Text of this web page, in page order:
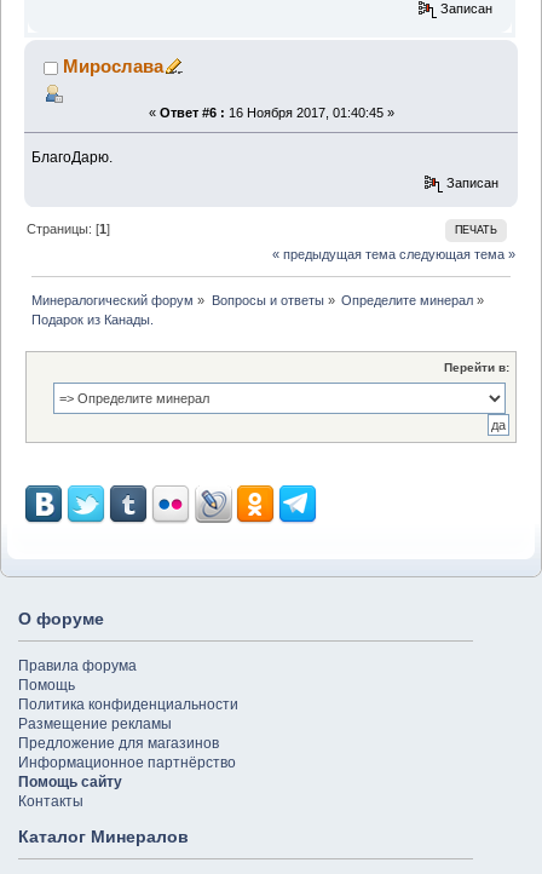
Записан
Мирослава
« Ответ #6 : 16 Ноября 2017, 01:40:45 »
БлагоДарю.
Записан
ПЕЧАТЬ
Страницы: [1]
« предыдущая тема следующая тема »
Минералогический форум » Вопросы и ответы» Определите минерал»
Подарок из Канады.
Перейти в:
О форуме
Правила форума
Помощь
Политика конфиденциальности
Размещение рекламы
Предложение для магазинов
Информационное партнёрство
Помощь сайту
Контакты
Каталог Минералов